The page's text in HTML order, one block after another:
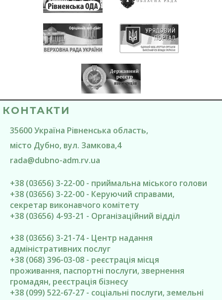
КОНТАКТИ
35600Україна Рівненська область,
місто Дубно, вул. Замкова,4
rada@dubno-adm.rv.ua
+38 (03656) 3-22-00 - приймальна міського голови
+38 (03656) 3-22-00 - Керуючий справами,
секретар виконавчого комітету
+38 (03656) 4-93-21 - Організаційний відділ
+38 (03656) 3-21-74 - Центр надання
адміністративних послуг
+38 (068) 396-03-08 - реєстрація місця
проживання, паспортні послуги, звернення
громадян, реєстрація бізнесу
+38 (099) 522-67-27 - соціальні послуги, земельні